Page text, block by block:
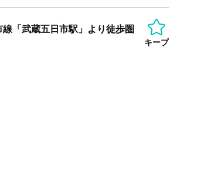
「武蔵五日市駅」より徒歩圏
キープ